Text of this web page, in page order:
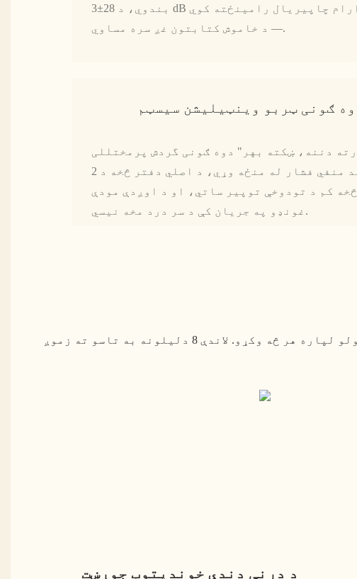
بندوي، د 28±3 dB شور کمولو سره یو ارام چاپیریال رامینځته کوي
— د خاموش کتابتون غږ سره مساوي.
ګونی ټربو وینټیلیشن سیسټم
دننه، ښکته بهر" دوه ګونی گردش پرمختللی
سیسټم لري. دا د بند منفي فشار له منځه وړي، د اصلي دفتر څخه د 2
کم د تودوخې توپیر ساتي، او د اوږدې مودې
غونډو په جریان کې د سر درد مخه نیسي.
موږ غوره کړئ، او موږ ژمنه کوو چې د یوې بریالۍ او قناعت بخښونکې کاري ملګرتیا د ډاډ ترلاسه کولو لپاره هر څه وکړو. لاندې 8 دلیلونه به تاسو ته زموږ
د درنې دندې خوندیتوب جوړښت